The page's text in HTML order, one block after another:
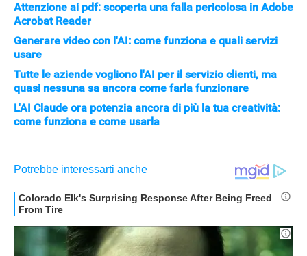
Attenzione ai pdf: scoperta una falla pericolosa in Adobe
Acrobat Reader
Generare video con l'AI: come funziona e quali servizi
usare
Tutte le aziende vogliono l'AI per il servizio clienti, ma
quasi nessuna sa ancora come farla funzionare
L'AI Claude ora potenzia ancora di più la tua creatività:
come funziona e come usarla